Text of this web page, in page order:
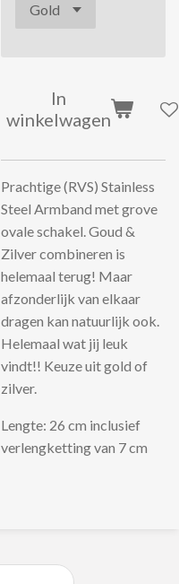
In
winkelwagen
Prachtige (RVS) Stainless
Steel Armband met grove
ovale schakel. Goud &
Zilver combineren is
helemaal terug! Maar
afzonderlijk van elkaar
dragen kan natuurlijk ook.
Helemaal wat jij leuk
vindt!! Keuze uit gold of
zilver.
Lengte: 26 cm inclusief
verlengketting van 7 cm